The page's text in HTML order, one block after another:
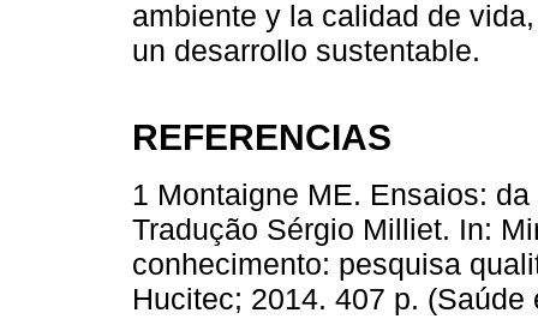
ambiente y la calidad de
un desarrollo sustentable.
REFERENCIAS
1 Montaigne ME. Ensaios:
Tradução Sérgio Milliet. In:
conhecimento: pesquisa
Hucitec; 2014. 407 p.